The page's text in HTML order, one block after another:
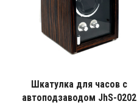
Шкатулка для часов с
автоподзаводом JhS-0202